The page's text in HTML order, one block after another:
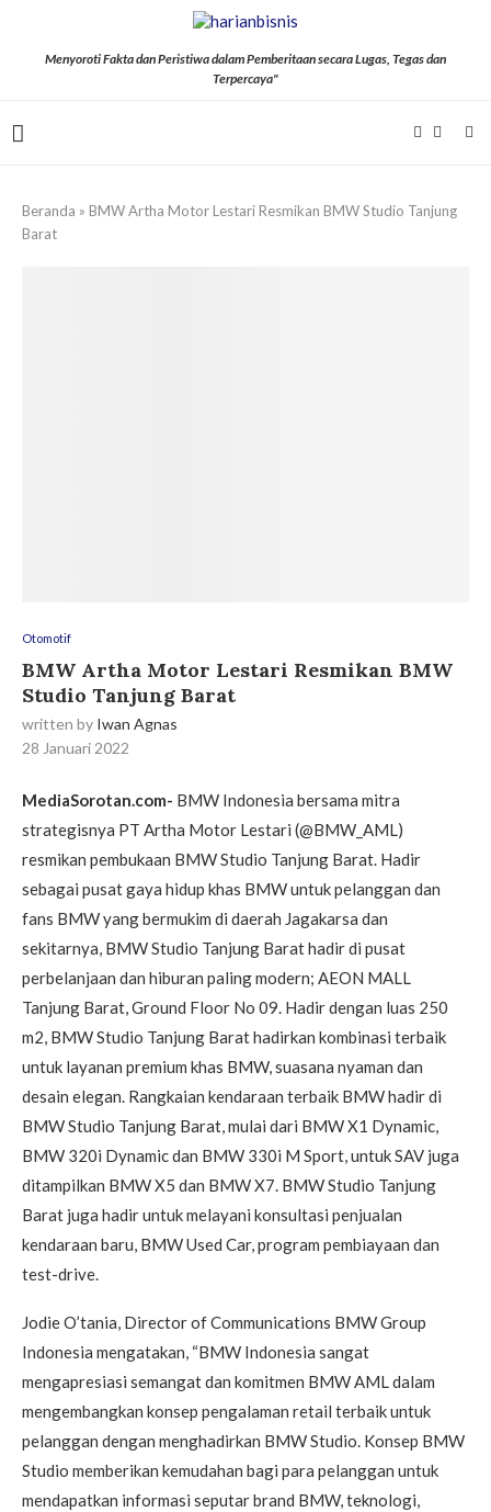
Menyoroti Fakta dan Peristiwa dalam Pemberitaan secara Lugas, Tegas dan
Terpercaya"
Beranda » BMW Artha Motor Lestari Resmikan BMW Studio Tanjung
Barat
Otomotif
BMW Artha Motor Lestari Resmikan BMW
Studio Tanjung Barat
written by Iwan Agnas
28 Januari 2022
MediaSorotan.com- BMW Indonesia bersama mitra
strategisnya PT Artha Motor Lestari (@BMW_AML)
resmikan pembukaan BMW Studio Tanjung Barat. Hadir
sebagai pusat gaya hidup khas BMW untuk pelanggan dan
fans BMW yang bermukim di daerah Jagakarsa dan
sekitarnya, BMW Studio Tanjung Barat hadir di pusat
perbelanjaan dan hiburan paling modern; AEON MALL
Tanjung Barat, Ground Floor No 09. Hadir dengan luas 250
m2, BMW Studio Tanjung Barat hadirkan kombinasi terbaik
untuk layanan premium khas BMW, suasana nyaman dan
desain elegan. Rangkaian kendaraan terbaik BMW hadir di
BMW Studio Tanjung Barat, mulai dari BMW X1 Dynamic,
BMW 320i Dynamic dan BMW 330i M Sport, untuk SAV juga
ditampilkan BMW X5 dan BMW X7. BMW Studio Tanjung
Barat juga hadir untuk melayani konsultasi penjualan
kendaraan baru, BMW Used Car, program pembiayaan dan
test-drive.
Jodie O’tania, Director of Communications BMW Group
Indonesia mengatakan, “BMW Indonesia sangat
mengapresiasi semangat dan komitmen BMW AML dalam
mengembangkan konsep pengalaman retail terbaik untuk
pelanggan dengan menghadirkan BMW Studio. Konsep BMW
Studio memberikan kemudahan bagi para pelanggan untuk
mendapatkan informasi seputar brand BMW, teknologi,